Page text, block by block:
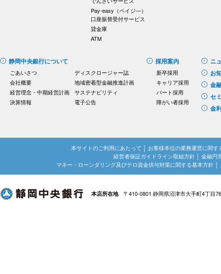
Pay-easy（ペイジ―）
口座振替受付サービス
貸金庫
ATM
静岡中央銀行について
ごあいさつ
会社概要
経営理念・中期経営計画
決算情報
ディスクロージャー誌
地域密着型金融推進計画
サステナビリティ
電子公告
採用案内
新卒採用
キャリア採用
パート採用
障がい者採用
ニ
お
金
セ
金
本サイトのご利用にあたって │ お客様本位の業務運営に関す
経営者保証ガイドライン取組方針│ 金融円
マネー・ローンダリング及びテロ資金供与対策に関する基本方針 │
本店所在地 〒410-0801 静岡県沼津市大手町4丁目